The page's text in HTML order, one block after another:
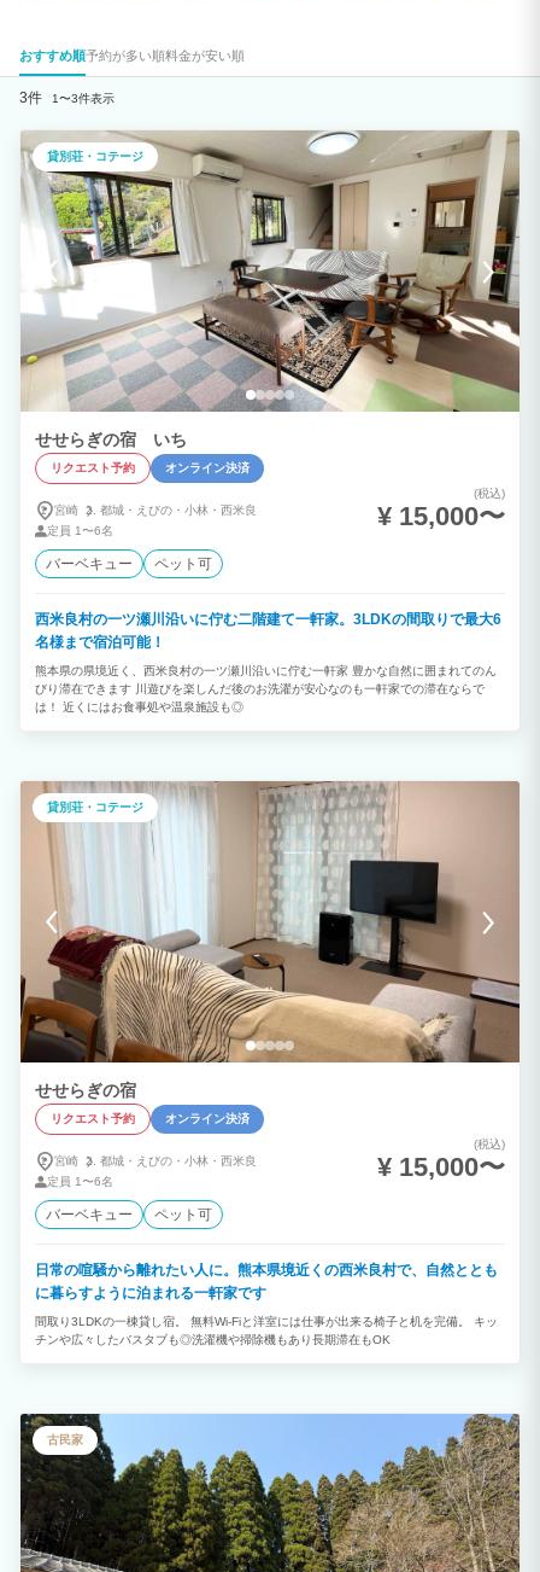
おすすめ順予約が多い順料金が安い順
3件 1〜3件表示
貸別荘・コテージ
せせらぎの宿 いち
リクエスト予約 オンライン決済
宮崎 都城・ えびの・ 小林・ 西米良
定員 1〜6名
(税込)
¥ 15,000〜
バーベキュー ペット可
西米良村の一ツ瀬川沿いに佇む二階建て一軒家。3LDKの間取りで最大6
名様まで宿泊可能！
熊本県の県境近く、西米良村の一ツ瀬川沿いに佇む一軒家 豊かな自然に囲まれてのん
びり滞在できます 川遊びを楽しんだ後のお洗濯が安心なのも一軒家での滞在ならで
は！ 近くにはお食事処や温泉施設も◎
貸別荘・コテージ
せせらぎの宿
リクエスト予約 オンライン決済
宮崎 都城・ えびの・ 小林・ 西米良
定員 1〜6名
(税込)
¥ 15,000〜
バーベキュー ペット可
日常の喧騒から離れたい人に。熊本県境近くの西米良村で、自然ととも
に暮らすように泊まれる一軒家です
間取り3LDKの一棟貸し宿。 無料Wi-Fiと洋室には仕事が出来る椅子と机を完備。 キッ
チンや広々したバスタブも◎洗濯機や掃除機もあり長期滞在もOK
古民家